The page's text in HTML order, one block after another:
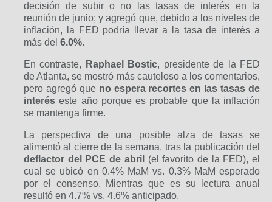
decisión de subir o no las tasas de interés en la
reunión de junio; y agregó que, debido a los niveles de
inflación, la FED podría llevar a la tasa de interés a
más del 6.0%.
En contraste, Raphael Bostic, presidente de la FED
de Atlanta, se mostró más cauteloso a los comentarios,
pero agregó que no espera recortes en las tasas de
interéseste año porque es probable que la inflación
se mantenga firme.
La perspectiva de una posible alza de tasas se
alimentó al cierre de la semana, tras la publicación del
deflactor del PCE de abril
(el favorito de la FED), el
cual se ubicó en 0.4% MaM vs. 0.3% MaM esperado
por el consenso. Mientras que es su lectura anual
resultó en 4.7% vs. 4.6% anticipado.